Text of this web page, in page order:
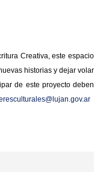
Creativa, este espacio
historias y dejar volar
de este proyecto deben